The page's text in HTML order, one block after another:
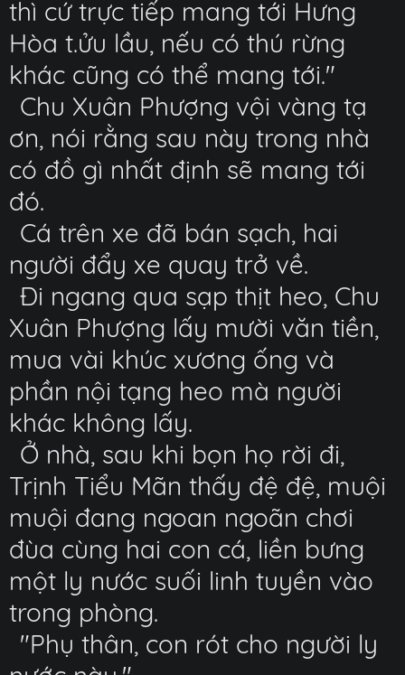
thì cứ trực tiếp mang tới Hưng
Hòa t.ửu lầu, nếu có thú rừng
khác cũng có thể mang tới."
Chu Xuân Phượng vội vàng tạ
ơn, nói rằng sau này trong nhà
có đồ gì nhất định sẽ mang tới
đó.
Cá trên xe đã bán sạch, hai
người đẩy xe quay trở về.
Đi ngang qua sạp thịt heo, Chu
Xuân Phượng lấy mười văn tiền,
mua vài khúc xương ống và
phần nội tạng heo mà người
khác không lấy.
Ở nhà, sau khi bọn họ rời đi,
Trịnh Tiểu Mãn thấy đệ đệ, muội
muội đang ngoan ngoãn chơi
đùa cùng hai con cá, liền bưng
một ly nước suối linh tuyền vào
trong phòng.
"Phụ thân, con rót cho người ly